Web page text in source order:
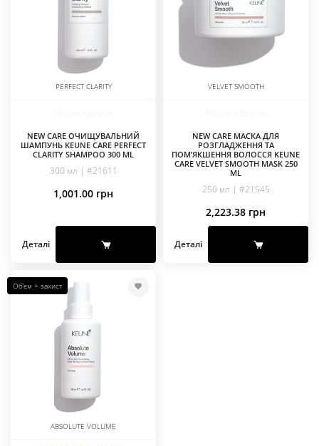
PERFECT CLARITY
NEW CARE ОЧИЩУВАЛЬНИЙ
ШАМПУНЬ KEUNE CARE PERFECT
CLARITY SHAMPOO 300 ML
300 мл | #21611
1,001.00 грн
Деталі
VELVET SMOOTH
NEW CARE МАСКА ДЛЯ
РОЗГЛАДЖЕННЯ ТА
ПОМ’ЯКШЕННЯ ВОЛОССЯ KEUNE
CARE VELVET SMOOTH MASK 250
ML
250 мл | #21545
2,223.38 грн
Деталі
Об’єм + захист
ABSOLUTE VOLUME